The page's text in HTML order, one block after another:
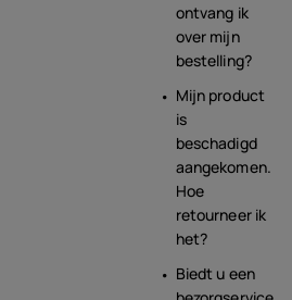
ontvang ik
over mijn
bestelling?
Mijn product
is
beschadigd
aangekomen.
Hoe
retourneer ik
het?
Biedt u een